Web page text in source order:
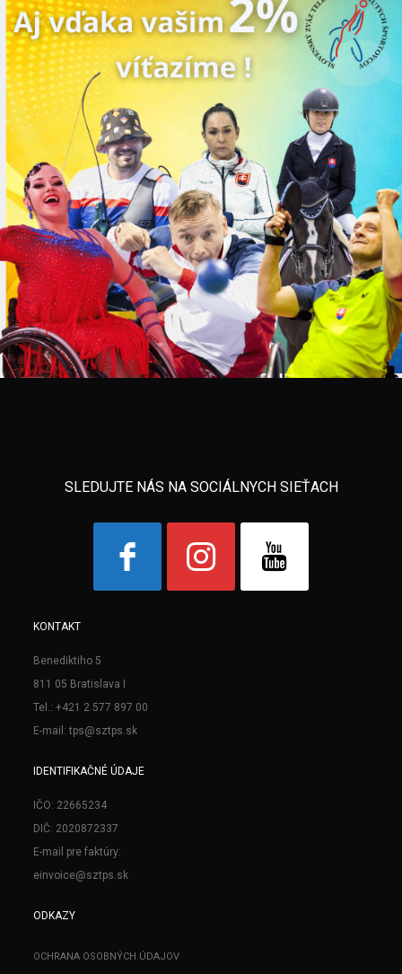
SLEDUJTE NÁS NA SOCIÁLNYCH SIEŤACH
KONTAKT
Benediktiho 5
811 05 Bratislava I
Tel.: +421 2 577 897 00
E-mail: tps@sztps.sk
IDENTIFIKAČNÉ ÚDAJE
IČO: 22665234
DIČ: 2020872337
E-mail pre faktúry:
einvoice@sztps.sk
ODKAZY
OCHRANA OSOBNÝCH ÚDAJOV